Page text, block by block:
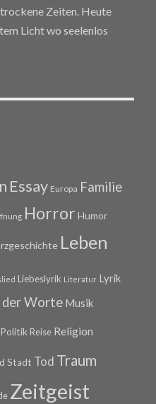
Zeiten. Heute
Licht wo seelenlos
Essay Europa Familie
Horror Humor
Leben
Liebeslyrik Literatur Lyrik
Worte Musik
Politik Reise Religion
Stadt Tod Traum
Zeitgeist